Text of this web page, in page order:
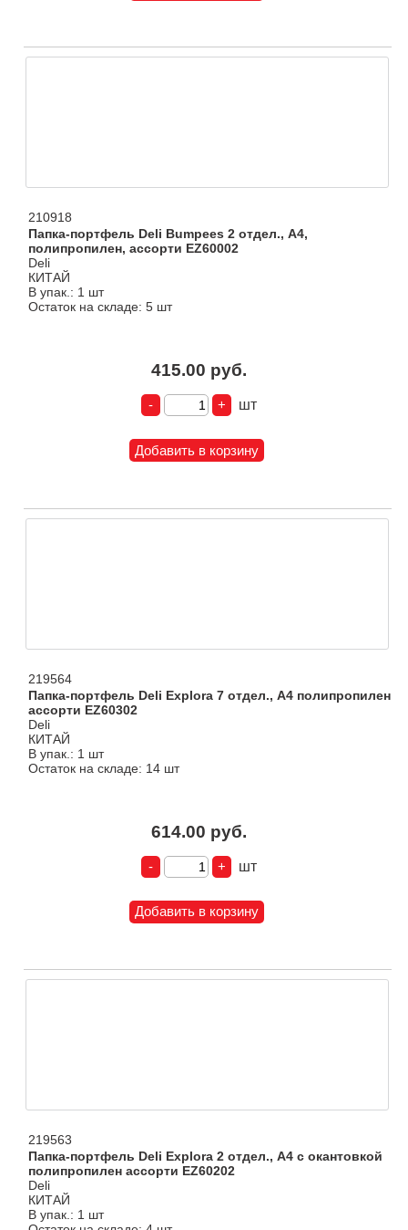
210918
Папка-портфель Deli Bumpees 2 отдел., A4,
полипропилен, ассорти EZ60002
Deli
КИТАЙ
В упак.: 1 шт
Остаток на складе: 5 шт
415.00 руб.
шт
219564
Папка-портфель Deli Explora 7 отдел., A4 полипропилен
ассорти EZ60302
Deli
КИТАЙ
В упак.: 1 шт
Остаток на складе: 14 шт
614.00 руб.
шт
219563
Папка-портфель Deli Explora 2 отдел., A4 с окантовкой
полипропилен ассорти EZ60202
Deli
КИТАЙ
В упак.: 1 шт